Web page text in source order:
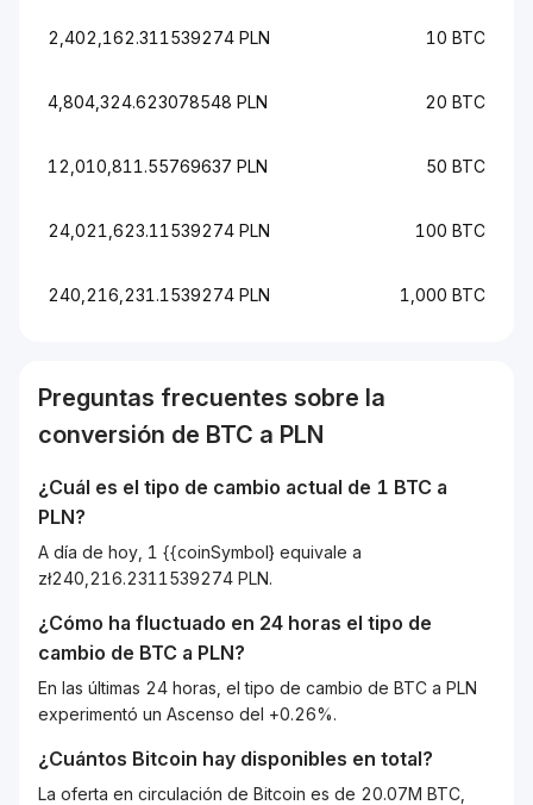
2,402,162.311539274 PLN 10 BTC
4,804,324.623078548 PLN 20 BTC
12,010,811.55769637 PLN 50 BTC
24,021,623.11539274 PLN 100 BTC
240,216,231.1539274 PLN 1,000 BTC
Preguntas frecuentes sobre la
conversión de BTC a PLN
¿Cuál es el tipo de cambio actual de 1 BTC a
PLN?
A día de hoy, 1 {{coinSymbol} equivale a
zł240,216.2311539274 PLN.
¿Cómo ha fluctuado en 24 horas el tipo de
cambio de BTC a PLN?
En las últimas 24 horas, el tipo de cambio de BTC a PLN
experimentó un Ascenso del +0.26%.
¿Cuántos Bitcoin hay disponibles en total?
La oferta en circulación de Bitcoin es de 20.07M BTC,